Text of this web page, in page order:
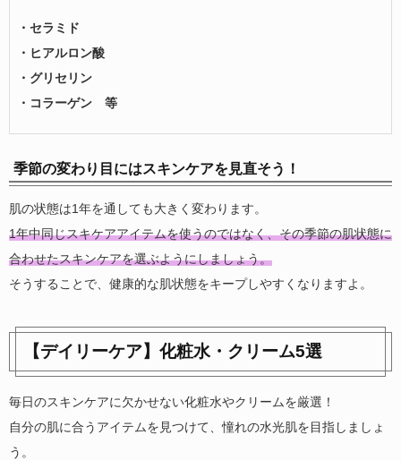
・セラミド
・ヒアルロン酸
・グリセリン
・コラーゲン 等
季節の変わり目にはスキンケアを見直そう！
肌の状態は1年を通しても大きく変わります。
1年中同じスキケアアイテムを使うのではなく、その季節の肌状態に
合わせたスキンケアを選ぶようにしましょう。
そうすることで、健康的な肌状態をキープしやすくなりますよ。
【デイリーケア】化粧水・クリーム5選
毎日のスキンケアに欠かせない化粧水やクリームを厳選！
自分の肌に合うアイテムを見つけて、憧れの水光肌を目指しましょ
う。